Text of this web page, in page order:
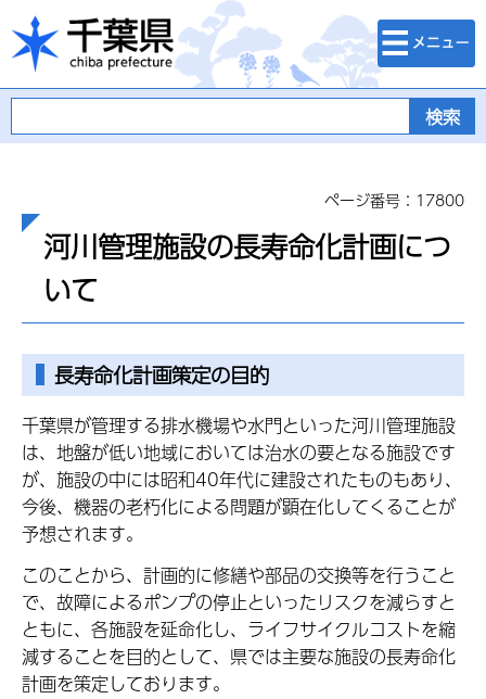
千葉県
検索・メニュ
ー
ページ番号：17800
河川管理施設の長寿命化計画につ
いて
長寿命化計画策定の目的
千葉県が管理する排水機場や水門といった河川管理施設
は、地盤が低い地域においては治水の要となる施設です
が、施設の中には昭和40年代に建設されたものもあり、
今後、機器の老朽化による問題が顕在化してくることが
予想されます。
このことから、計画的に修繕や部品の交換等を行うこと
で、故障によるポンプの停止といったリスクを減らすと
ともに、各施設を延命化し、ライフサイクルコストを縮
減することを目的として、県では主要な施設の長寿命化
計画を策定しております。